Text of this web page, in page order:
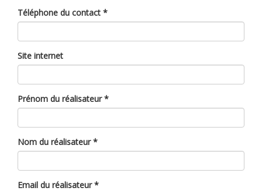
Téléphone du contact *
Site internet
Prénom du réalisateur*
Nom du réalisateur*
Email du réalisateur*